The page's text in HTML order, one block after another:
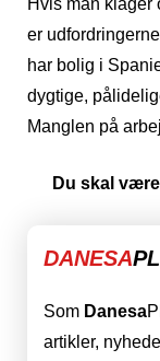
er
har bolig i
dygtige,
Manglen på
Du skal
DANESA
Som Danesa
artikler,